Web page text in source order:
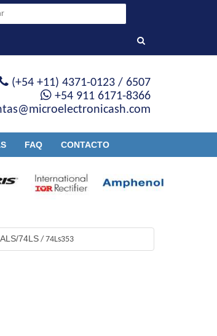
FAQ CONTACTO
(+54 +11) 4371-0123 / 6507
+54 911 6171-8366
74LS/ 74Ls353